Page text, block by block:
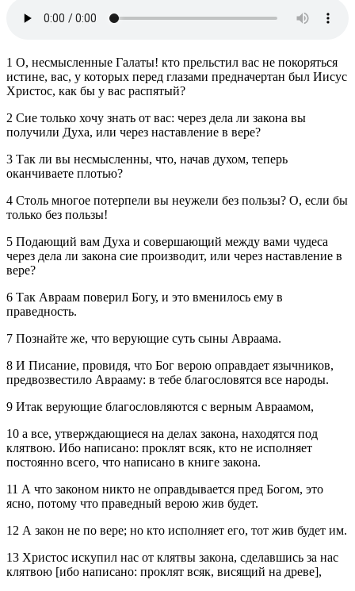
1 О, несмысленные Галаты! кто прельстил вас не покоряться
истине, вас, у которых перед глазами предначертан был Иисус
Христос, как бы у вас распятый?
2 Сие только хочу знать от вас: через дела ли закона вы
получили Духа, или через наставление в вере?
3 Так ли вы несмысленны, что, начав духом, теперь
оканчиваете плотью?
4 Столь многое потерпели вы неужели без пользы? О, если бы
только без пользы!
5 Подающий вам Духа и совершающий между вами чудеса
через дела ли закона сие производит, или через наставление в
вере?
6 Так Авраам поверил Богу, и это вменилось ему в
праведность.
7 Познайте же, что верующие суть сыны Авраама.
8 И Писание, провидя, что Бог верою оправдает язычников,
предвозвестило Аврааму: в тебе благословятся все народы.
9 Итак верующие благословляются с верным Авраамом,
10 а все, утверждающиеся на делах закона, находятся под
клятвою. Ибо написано: проклят всяк, кто не исполняет
постоянно всего, что написано в книге закона.
11 А что законом никто не оправдывается пред Богом, это
ясно, потому что праведный верою жив будет.
12 А закон не по вере; но кто исполняет его, тот жив будет им.
13 Христос искупил нас от клятвы закона, сделавшись за нас
клятвою [ибо написано: проклят всяк, висящий на древе],